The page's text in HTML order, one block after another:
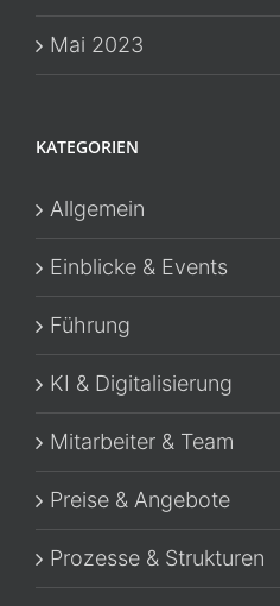
Mai 2023
KATEGORIEN
Allgemein
Einblicke & Events
Führung
KI & Digitalisierung
Mitarbeiter & Team
Preise & Angebote
Prozesse & Strukturen